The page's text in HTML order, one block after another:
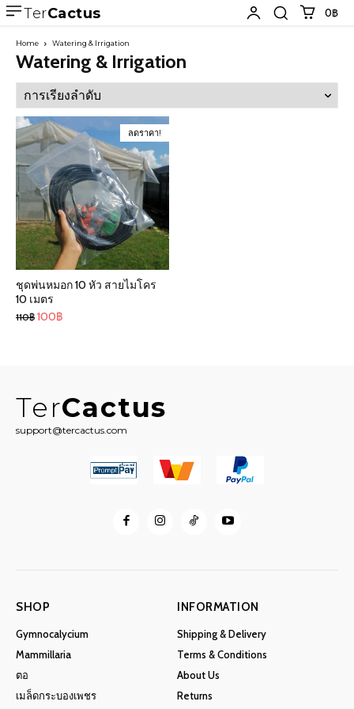
TerCactus 0฿
Home Watering & Irrigation
Watering & Irrigation
ลดราคา!
ชุดพ่นหมอก 10 หัว สายไมโคร
10 เมตร
110฿ Original
100฿
TerCactus
support@tercactus.com
SHOP
Gymnocalycium
Mammillaria
ตอ
เมล็ดกระบองเพชร
INFORMATION
Shipping & Delivery
Terms & Conditions
About Us
Returns